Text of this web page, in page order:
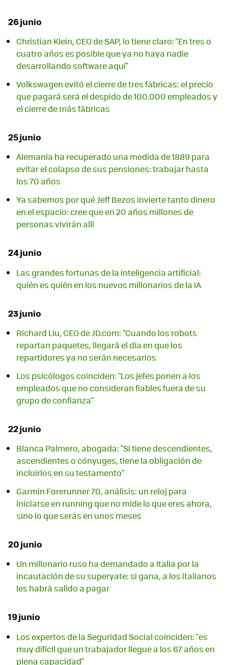
26 junio
Christian Klein, CEO de SAP, lo tiene claro: "En tres o
cuatro años es posible que ya no haya nadie
desarrollando software aquí"
Volkswagen evitó el cierre de tres fábricas: el precio
que pagará será el despido de 100.000 empleados y
el cierre de más fábricas
25 junio
Alemania ha recuperado una medida de 1889 para
evitar el colapso de sus pensiones: trabajar hasta
los 70 años
Ya sabemos por qué Jeff Bezos invierte tanto dinero
en el espacio: cree que en 20 años millones de
personas vivirán allí
24 junio
Las grandes fortunas de la inteligencia artificial:
quién es quién en los nuevos millonarios de la IA
23 junio
Richard Liu, CEO de JD.com: "Cuando los robots
repartan paquetes, llegará el día en que los
repartidores ya no serán necesarios
Los psicólogos coinciden: "Los jefes ponen a los
empleados que no consideran fiables fuera de su
grupo de confianza"
22 junio
Blanca Palmero, abogada: "Si tiene descendientes,
ascendientes o cónyuges, tiene la obligación de
incluirlos en su testamento"
Garmin Forerunner 70, análisis: un reloj para
iniciarse en running que no mide lo que eres ahora,
sino lo que serás en unos meses
20 junio
Un millonario ruso ha demandado a Italia por la
incautación de su superyate: si gana, a los italianos
les habrá salido a pagar
19 junio
Los expertos de la Seguridad Social coinciden: "es
muy difícil que un trabajador llegue a los 67 años en
plena capacidad"